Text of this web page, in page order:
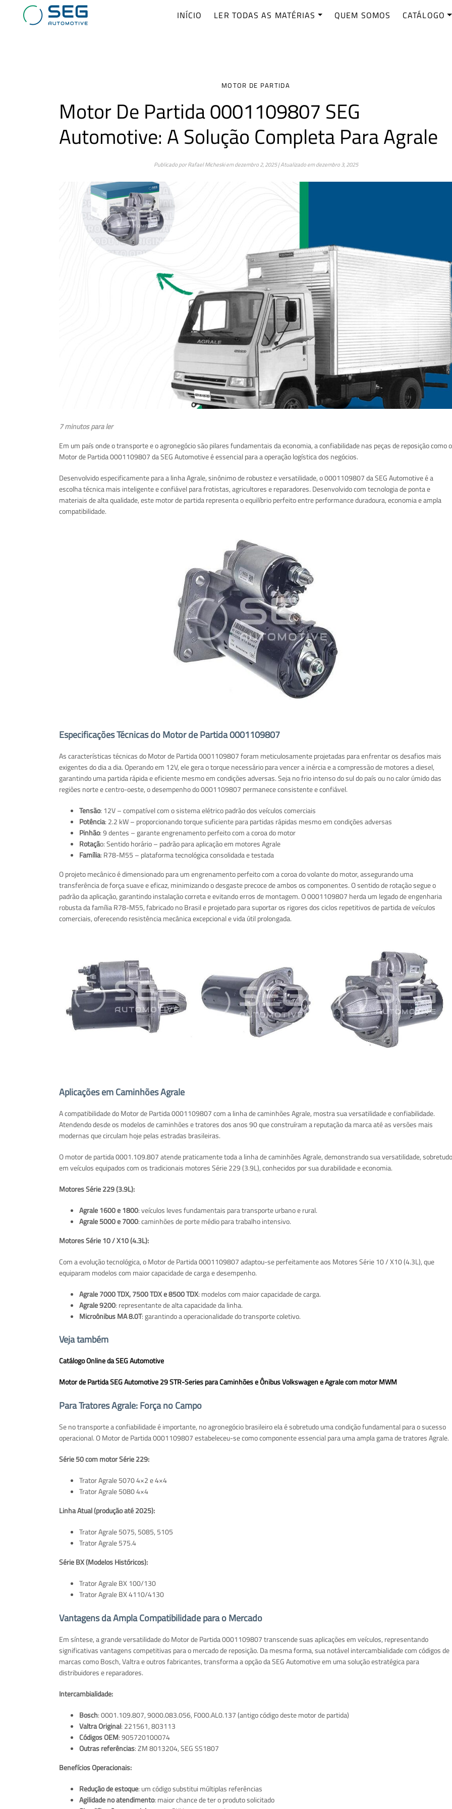
INÍCIO LER TODAS AS MATÉRIAS QUEM SOMOS CATÁLOGO
MOTOR DE PARTIDA
Motor De Partida 0001109807 SEG
Automotive: A Solução Completa Para Agrale
Publicado porRafael Micheskiemdezembro 2, 2025| Atualizado emdezembro 3, 2025
7 minutos para ler
Em um país onde o transporte e o agronegócio são pilares fundamentais da economia, a confiabilidade nas peças de reposição como o
Motor de Partida 0001109807 da SEG Automotive é essencial para a operação logística dos negócios.
Desenvolvido especificamente para a linha Agrale, sinônimo de robustez e versatilidade, o 0001109807 da SEG Automotive é a
escolha técnica mais inteligente e confiável para frotistas, agricultores e reparadores. Desenvolvido com tecnologia de ponta e
materiais de alta qualidade, este motor de partida representa o equilíbrio perfeito entre performance duradoura, economia e ampla
compatibilidade.
Especificações Técnicas do Motor de Partida 0001109807
As características técnicas do Motor de Partida 0001109807 foram meticulosamente projetadas para enfrentar os desafios mais
exigentes do dia a dia. Operando em 12V, ele gera o torque necessário para vencer a inércia e a compressão de motores a diesel,
garantindo uma partida rápida e eficiente mesmo em condições adversas. Seja no frio intenso do sul do país ou no calor úmido das
regiões norte e centro-oeste, o desempenho do 0001109807 permanece consistente e confiável.
Tensão: 12V – compatível com o sistema elétrico padrão dos veículos comerciais
Potência: 2.2 kW – proporcionando torque suficiente para partidas rápidas mesmo em condições adversas
Pinhão: 9 dentes – garante engrenamento perfeito com a coroa do motor
Rotação: Sentido horário – padrão para aplicação em motores Agrale
Família: R78-M55 – plataforma tecnológica consolidada e testada
O projeto mecânico é dimensionado para um engrenamento perfeito com a coroa do volante do motor, assegurando uma
transferência de força suave e eficaz, minimizando o desgaste precoce de ambos os componentes. O sentido de rotação segue o
padrão da aplicação, garantindo instalação correta e evitando erros de montagem. O 0001109807 herda um legado de engenharia
robusta da família R78-M55, fabricado no Brasil e projetado para suportar os rigores dos ciclos repetitivos de partida de veículos
comerciais, oferecendo resistência mecânica excepcional e vida útil prolongada.
Aplicações em Caminhões Agrale
A compatibilidade do Motor de Partida 0001109807 com a linha de caminhões Agrale, mostra sua versatilidade e confiabilidade.
Atendendo desde os modelos de caminhões e tratores dos anos 90 que construíram a reputação da marca até as versões mais
modernas que circulam hoje pelas estradas brasileiras.
O motor de partida 0001.109.807 atende praticamente toda a linha de caminhões Agrale, demonstrando sua versatilidade, sobretudo
em veículos equipados com os tradicionais motores Série 229 (3.9L), conhecidos por sua durabilidade e economia.
Motores Série 229 (3.9L):
Agrale 1600 e 1800: veículos leves fundamentais para transporte urbano e rural.
Agrale 5000 e 7000: caminhões de porte médio para trabalho intensivo.
Motores Série 10 / X10 (4.3L):
Com a evolução tecnológica, o Motor de Partida 0001109807 adaptou-se perfeitamente aos Motores Série 10 / X10 (4.3L), que
equiparam modelos com maior capacidade de carga e desempenho.
Agrale 7000 TDX, 7500 TDX e 8500 TDX: modelos com maior capacidade de carga.
Agrale 9200: representante de alta capacidade da linha.
Microônibus MA 8.0T: garantindo a operacionalidade do transporte coletivo.
Veja também
Catálogo Online da SEG Automotive
Motor de Partida SEG Automotive 29 STR-Series para Caminhões e Ônibus Volkswagen e Agrale com motor MWM
Para Tratores Agrale: Força no Campo
Se no transporte a confiabilidade é importante, no agronegócio brasileiro ela é sobretudo uma condição fundamental para o sucesso
operacional. O Motor de Partida 0001109807 estabeleceu-se como componente essencial para uma ampla gama de tratores Agrale.
Série 50 com motor Série 229:
Trator Agrale 5070 4×2 e 4×4
Trator Agrale 5080 4×4
Linha Atual (produção até 2025):
Trator Agrale 5075, 5085, 5105
Trator Agrale 575.4
Série BX (Modelos Históricos):
Trator Agrale BX 100/130
Trator Agrale BX 4110/4130
Vantagens da Ampla Compatibilidade para o Mercado
Em síntese, a grande versatilidade do Motor de Partida 0001109807 transcende suas aplicações em veículos, representando
significativas vantagens competitivas para o mercado de reposição. Da mesma forma, sua notável intercambialidade com códigos de
marcas como Bosch, Valtra e outros fabricantes, transforma a opção da SEG Automotive em uma solução estratégica para
distribuidores e reparadores.
Intercambialidade:
Bosch: 0001.109.807, 9000.083.056, F000.AL0.137 (antigo código deste motor de partida)
Valtra Original: 221561, 803113
Códigos OEM: 905720100074
Outras referências: ZM 8013204, SEG SS1807
Benefícios Operacionais:
Redução de estoque: um código substitui múltiplas referências
Agilidade no atendimento: maior chance de ter o produto solicitado